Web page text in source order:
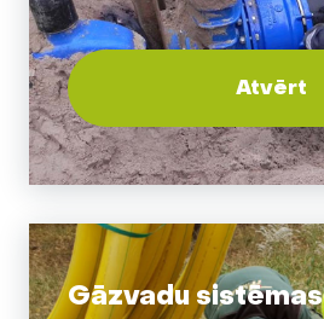
Atvērt
Gāzvadu sistēmas